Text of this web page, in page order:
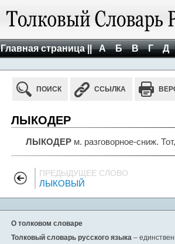
Главная страница || А Б В Г Д
ПОИСК ССЫЛКА
ЛЫКОДЕР
ЛЫКОДЕР м. разговорное-сниж.
ПРЕДЫДУЩЕЕ СЛОВО
ЛЫКОВЫЙ
О толковом словаре
Толковый словарь русского языка –